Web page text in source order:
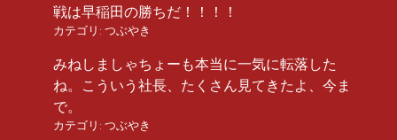
戦は早稲田の勝ちだ！！！！
カテゴリ: つぶやき
みねしましゃちょーも本当に一気に転落した
ね。こういう社長、たくさん見てきたよ、今ま
で。
カテゴリ: つぶやき